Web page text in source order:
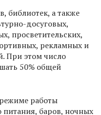
библиотек, а также
досуговых,
просветительских,
рекламных и
При этом число
50% общей
работы
баров, ночных